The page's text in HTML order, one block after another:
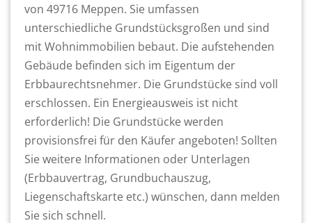
von 49716 Meppen. Sie umfassen
unterschiedliche Grundstücksgroßen und sind
mit Wohnimmobilien bebaut. Die aufstehenden
Gebäude befinden sich im Eigentum der
Erbbaurechtsnehmer. Die Grundstücke sind voll
erschlossen. Ein Energieausweis ist nicht
erforderlich! Die Grundstücke werden
provisionsfrei für den Käufer angeboten! Sollten
Sie weitere Informationen oder Unterlagen
(Erbbauvertrag, Grundbuchauszug,
Liegenschaftskarte etc.) wünschen, dann melden
Sie sich schnell.